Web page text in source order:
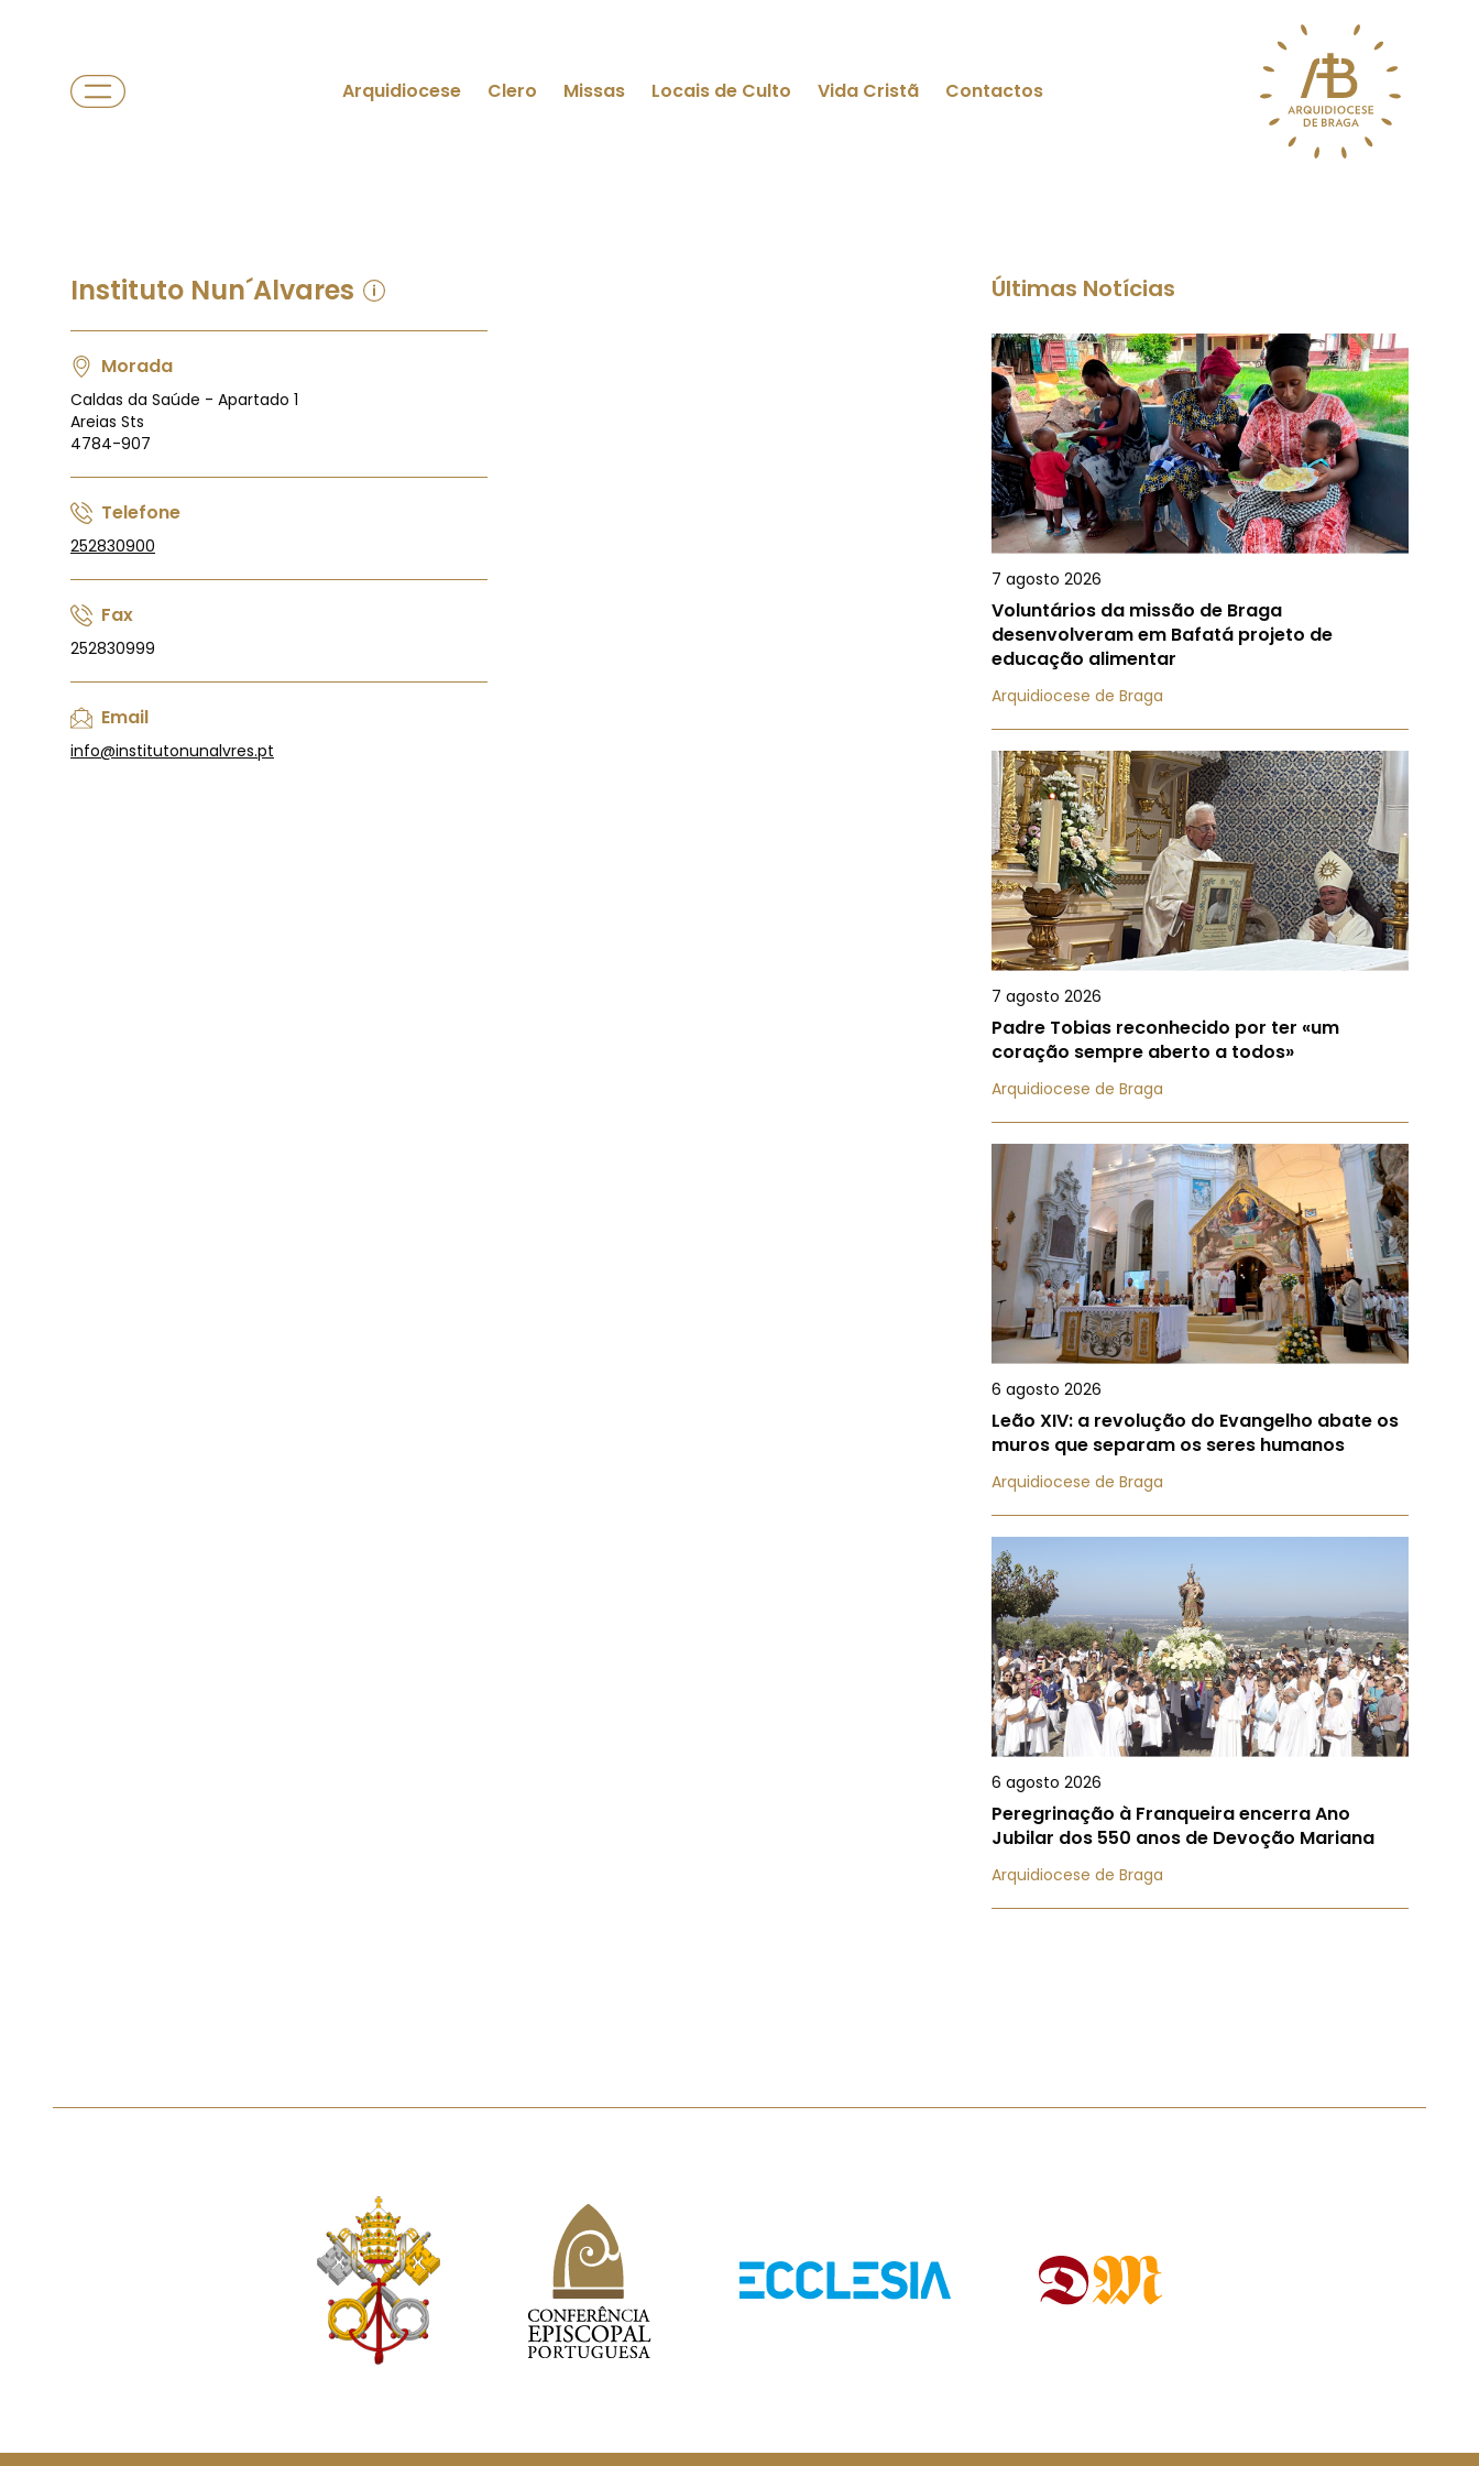
Arquidiocese Clero Missas Locais de Culto Vida Cristã Contactos
Instituto Nun´Alvares
Morada
Caldas da Saúde - Apartado 1
Areias Sts
4784-907
Telefone
252830900
Fax
252830999
Email
info@institutonunalvres.pt
Últimas Notícias
7 agosto 2026
Voluntários da missão de Braga
desenvolveram em Bafatá projeto de
educação alimentar
Arquidiocese de Braga
7 agosto 2026
Padre Tobias reconhecido por ter «um
coração sempre aberto a todos»
Arquidiocese de Braga
6 agosto 2026
Leão XIV: a revolução do Evangelho abate os
muros que separam os seres humanos
Arquidiocese de Braga
6 agosto 2026
Peregrinação à Franqueira encerra Ano
Jubilar dos 550 anos de Devoção Mariana
Arquidiocese de Braga